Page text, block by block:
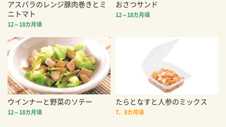
アスパラのレンジ豚肉巻きとミ
ニトマト
12～18カ月頃
おさつサンド
12～18カ月頃
ウインナーと野菜のソテー
12～18カ月頃
たらとなすと人参のミックス
7、8カ月頃